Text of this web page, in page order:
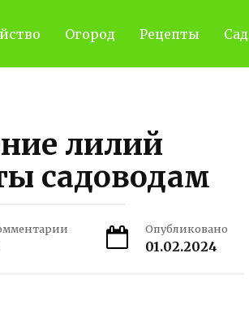
Огород Рецепты Сад
лилий
садоводам
Опубликовано
01.02.2024